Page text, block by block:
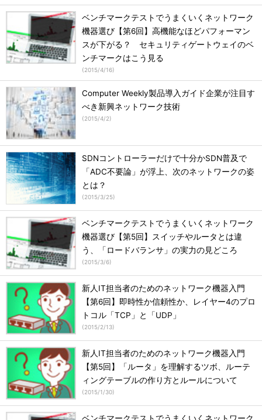
ベンチマークテストでうまくいくネットワーク
機器選び【第6回】高機能なほどパフォーマン
スが下がる？ セキュリティゲートウェイのベ
ンチマークはこう見る
(2015/4/16)
Computer Weekly製品導入ガイド企業が注目す
べき新興ネットワーク技術
(2015/4/2)
SDNコントローラーだけで十分かSDN普及で
「ADC不要論」が浮上、次のネットワークの姿
とは？
(2015/3/25)
ベンチマークテストでうまくいくネットワーク
機器選び【第5回】スイッチやルータとは違
う、「ロードバランサ」の実力の見どころ
(2015/3/6)
新人IT担当者のためのネットワーク機器入門
【第6回】即時性か信頼性か、レイヤー4のプロ
トコル「TCP」と「UDP」
(2015/2/13)
新人IT担当者のためのネットワーク機器入門
【第5回】「ルータ」を理解するツボ、ルーテ
ィングテーブルの作り方とルールについて
(2015/1/30)